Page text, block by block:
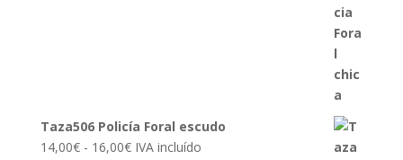
Taza506 Policía Foral escudo
14,00€ - 16,00€Rango
IVA incluído